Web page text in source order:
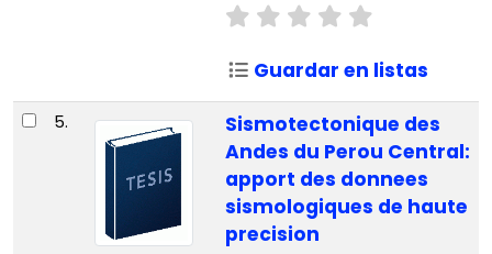
Guardar en listas
5.
Sismotectonique des
Andes du Perou Central:
apport des donnees
sismologiques de haute
precision